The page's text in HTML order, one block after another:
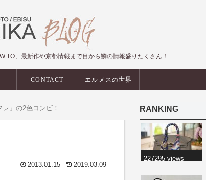
TO、最新作や京都情報まで目から鱗の情報盛りたくさん！
CONTACT エルメスの世界
」の2色コンビ！
2013.01.15 2019.03.09
RANKING
227295 views